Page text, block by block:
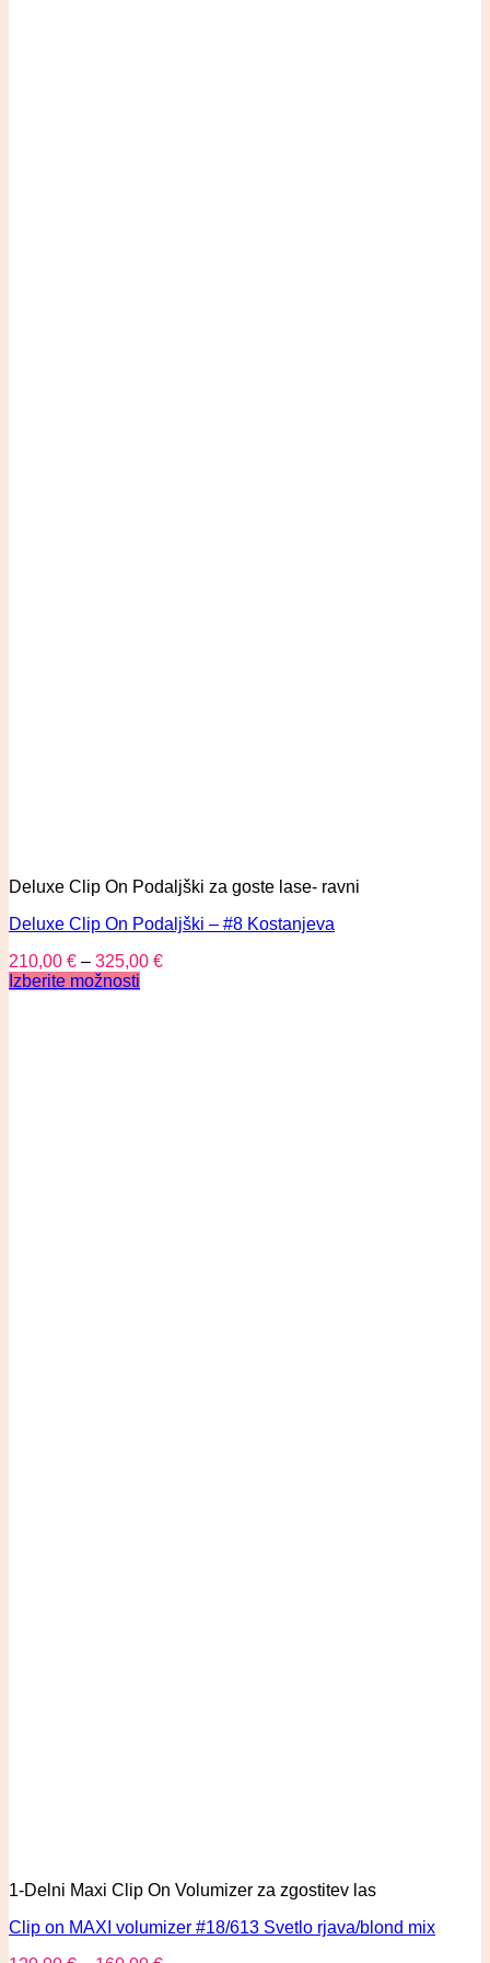
Deluxe Clip On Podaljški za goste lase- ravni
Deluxe Clip On Podaljški – #8 Kostanjeva
210,00 € – 325,00 €
Izberite možnosti
1-Delni Maxi Clip On Volumizer za zgostitev las
Clip on MAXI volumizer #18/613 Svetlo rjava/blond mix